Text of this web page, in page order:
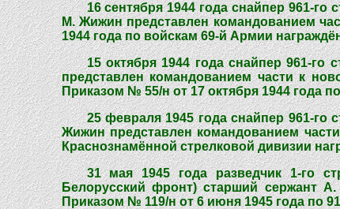
16 сентября 1944 года снайпер 961-
М. Жижин представлен командованием
1944 года по войскам 69-й Армии
15 октября 1944 года снайпер 961-
представлен командованием части к
Приказом № 55/н от 17 октября 1944 года
25 февраля 1945 года снайпер 961-го
Жижин представлен командованием
Краснознамённой стрелковой дивизии
31 мая 1945 года разведчик 1-го
Белорусский фронт) старший сержант
Приказом № 119/н от 6 июня 1945 года по